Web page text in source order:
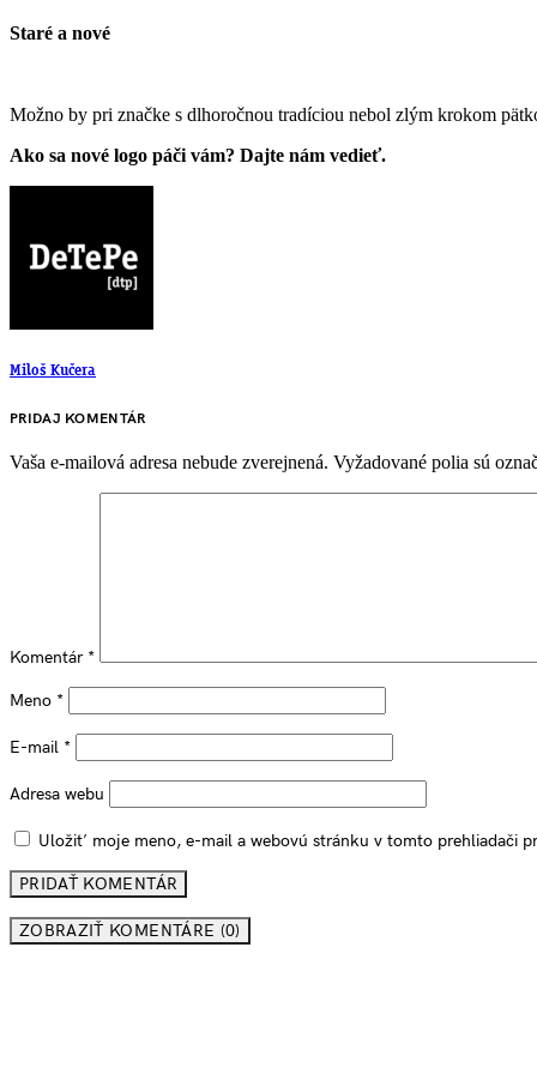
Staré a nové
Možno by pri značke s dlhoročnou tradíciou nebol zlým krokom
Ako sa nové logo páči vám? Dajte nám vedieť.
Miloš Kučera
PRIDAJ KOMENTÁR
Vaša e-mailová adresa nebude zverejnená. Vyžadované polia sú
Komentár *
Meno *
E-mail *
Adresa webu
Uložiť moje meno, e-mail a webovú stránku v tomto prehliadači
ZOBRAZIŤ KOMENTÁRE (0)